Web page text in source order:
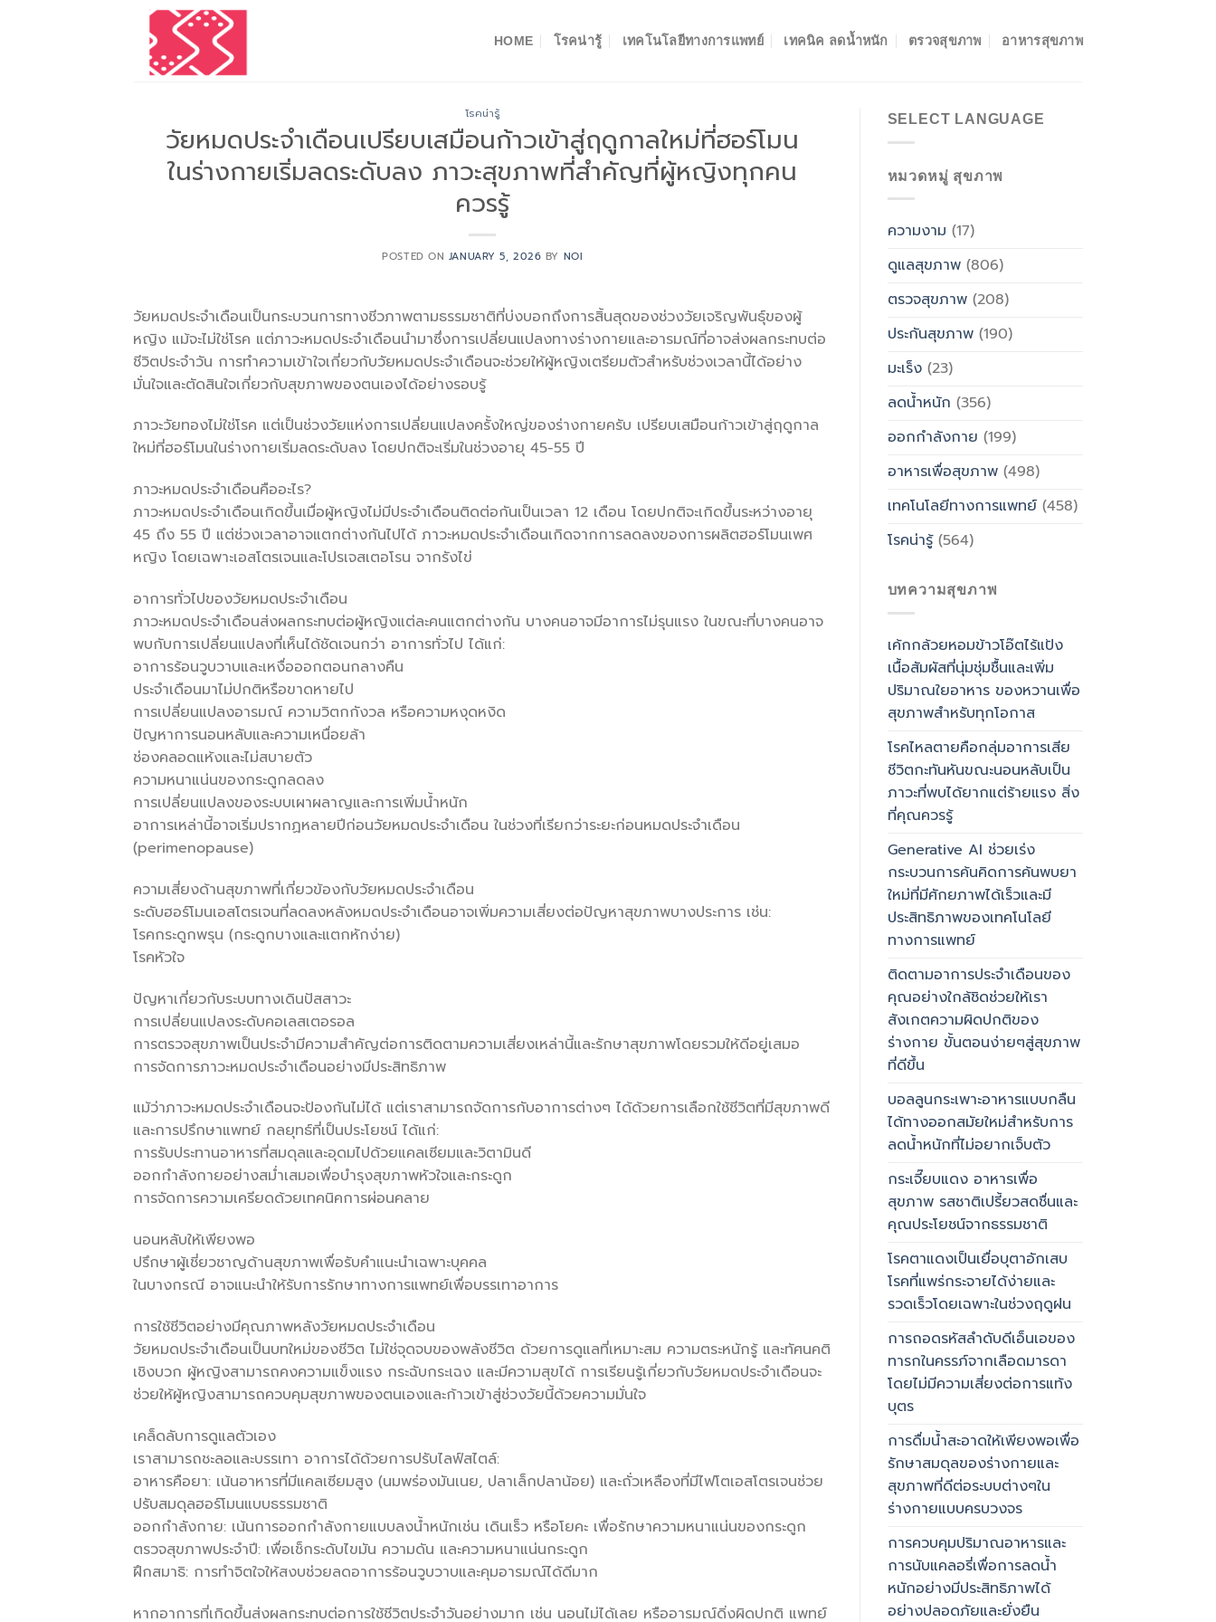
HOME โรคน่ารู้ เทคโนโลยีทางการแพทย์ เทคนิค ลดน้ำหนัก ตรวจสุขภาพ อาหารสุขภาพ
โรคน่ารู้
วัยหมดประจำเดือนเปรียบเสมือนก้าวเข้าสู่ฤดูกาลใหม่ที่ฮอร์โมน
ในร่างกายเริ่มลดระดับลง ภาวะสุขภาพที่สำคัญที่ผู้หญิงทุกคน
ควรรู้
POSTED ON JANUARY 5, 2026 BY NOI
วัยหมดประจำเดือนเป็นกระบวนการทางชีวภาพตามธรรมชาติที่บ่งบอกถึงการสิ้นสุดของช่วงวัยเจริญพันธุ์ของผู้
หญิง แม้จะไม่ใช่โรค แต่ภาวะหมดประจำเดือนนำมาซึ่งการเปลี่ยนแปลงทางร่างกายและอารมณ์ที่อาจส่งผลกระทบต่อ
ชีวิตประจำวัน การทำความเข้าใจเกี่ยวกับวัยหมดประจำเดือนจะช่วยให้ผู้หญิงเตรียมตัวสำหรับช่วงเวลานี้ได้อย่าง
มั่นใจและตัดสินใจเกี่ยวกับสุขภาพของตนเองได้อย่างรอบรู้
ภาวะวัยทองไม่ใช่โรค แต่เป็นช่วงวัยแห่งการเปลี่ยนแปลงครั้งใหญ่ของร่างกายครับ เปรียบเสมือนก้าวเข้าสู่ฤดูกาล
ใหม่ที่ฮอร์โมนในร่างกายเริ่มลดระดับลง โดยปกติจะเริ่มในช่วงอายุ 45-55 ปี
ภาวะหมดประจำเดือนคืออะไร?
ภาวะหมดประจำเดือนเกิดขึ้นเมื่อผู้หญิงไม่มีประจำเดือนติดต่อกันเป็นเวลา 12 เดือน โดยปกติจะเกิดขึ้นระหว่างอายุ
45 ถึง 55 ปี แต่ช่วงเวลาอาจแตกต่างกันไปได้ ภาวะหมดประจำเดือนเกิดจากการลดลงของการผลิตฮอร์โมนเพศ
หญิง โดยเฉพาะเอสโตรเจนและโปรเจสเตอโรน จากรังไข่
อาการทั่วไปของวัยหมดประจำเดือน
ภาวะหมดประจำเดือนส่งผลกระทบต่อผู้หญิงแต่ละคนแตกต่างกัน บางคนอาจมีอาการไม่รุนแรง ในขณะที่บางคนอาจ
พบกับการเปลี่ยนแปลงที่เห็นได้ชัดเจนกว่า อาการทั่วไป ได้แก่:
อาการร้อนวูบวาบและเหงื่อออกตอนกลางคืน
ประจำเดือนมาไม่ปกติหรือขาดหายไป
การเปลี่ยนแปลงอารมณ์ ความวิตกกังวล หรือความหงุดหงิด
ปัญหาการนอนหลับและความเหนื่อยล้า
ช่องคลอดแห้งและไม่สบายตัว
ความหนาแน่นของกระดูกลดลง
การเปลี่ยนแปลงของระบบเผาผลาญและการเพิ่มน้ำหนัก
อาการเหล่านี้อาจเริ่มปรากฏหลายปีก่อนวัยหมดประจำเดือน ในช่วงที่เรียกว่าระยะก่อนหมดประจำเดือน
(perimenopause)
ความเสี่ยงด้านสุขภาพที่เกี่ยวข้องกับวัยหมดประจำเดือน
ระดับฮอร์โมนเอสโตรเจนที่ลดลงหลังหมดประจำเดือนอาจเพิ่มความเสี่ยงต่อปัญหาสุขภาพบางประการ เช่น:
โรคกระดูกพรุน (กระดูกบางและแตกหักง่าย)
โรคหัวใจ
ปัญหาเกี่ยวกับระบบทางเดินปัสสาวะ
การเปลี่ยนแปลงระดับคอเลสเตอรอล
การตรวจสุขภาพเป็นประจำมีความสำคัญต่อการติดตามความเสี่ยงเหล่านี้และรักษาสุขภาพโดยรวมให้ดีอยู่เสมอ
การจัดการภาวะหมดประจำเดือนอย่างมีประสิทธิภาพ
แม้ว่าภาวะหมดประจำเดือนจะป้องกันไม่ได้ แต่เราสามารถจัดการกับอาการต่างๆ ได้ด้วยการเลือกใช้ชีวิตที่มีสุขภาพดี
และการปรึกษาแพทย์ กลยุทธ์ที่เป็นประโยชน์ ได้แก่:
การรับประทานอาหารที่สมดุลและอุดมไปด้วยแคลเซียมและวิตามินดี
ออกกำลังกายอย่างสม่ำเสมอเพื่อบำรุงสุขภาพหัวใจและกระดูก
การจัดการความเครียดด้วยเทคนิคการผ่อนคลาย
นอนหลับให้เพียงพอ
ปรึกษาผู้เชี่ยวชาญด้านสุขภาพเพื่อรับคำแนะนำเฉพาะบุคคล
ในบางกรณี อาจแนะนำให้รับการรักษาทางการแพทย์เพื่อบรรเทาอาการ
การใช้ชีวิตอย่างมีคุณภาพหลังวัยหมดประจำเดือน
วัยหมดประจำเดือนเป็นบทใหม่ของชีวิต ไม่ใช่จุดจบของพลังชีวิต ด้วยการดูแลที่เหมาะสม ความตระหนักรู้ และทัศนคติ
เชิงบวก ผู้หญิงสามารถคงความแข็งแรง กระฉับกระเฉง และมีความสุขได้ การเรียนรู้เกี่ยวกับวัยหมดประจำเดือนจะ
ช่วยให้ผู้หญิงสามารถควบคุมสุขภาพของตนเองและก้าวเข้าสู่ช่วงวัยนี้ด้วยความมั่นใจ
เคล็ดลับการดูแลตัวเอง
เราสามารถชะลอและบรรเทา อาการได้ด้วยการปรับไลฟ์สไตล์:
อาหารคือยา: เน้นอาหารที่มีแคลเซียมสูง (นมพร่องมันเนย, ปลาเล็กปลาน้อย) และถั่วเหลืองที่มีไฟโตเอสโตรเจนช่วย
ปรับสมดุลฮอร์โมนแบบธรรมชาติ
ออกกำลังกาย: เน้นการออกกำลังกายแบบลงน้ำหนักเช่น เดินเร็ว หรือโยคะ เพื่อรักษาความหนาแน่นของกระดูก
ตรวจสุขภาพประจำปี: เพื่อเช็กระดับไขมัน ความดัน และความหนาแน่นกระดูก
ฝึกสมาธิ: การทำจิตใจให้สงบช่วยลดอาการร้อนวูบวาบและคุมอารมณ์ได้ดีมาก
หากอาการที่เกิดขึ้นส่งผลกระทบต่อการใช้ชีวิตประจำวันอย่างมาก เช่น นอนไม่ได้เลย หรืออารมณ์ดิ่งผิดปกติ แพทย์
SELECT LANGUAGE
หมวดหมู่ สุขภาพ
ความงาม (17)
ดูแลสุขภาพ(806)
ตรวจสุขภาพ(208)
ประกันสุขภาพ(190)
มะเร็ง(23)
ลดน้ำหนัก (356)
ออกกำลังกาย (199)
อาหารเพื่อสุขภาพ(498)
เทคโนโลยีทางการแพทย์(458)
โรคน่ารู้(564)
บทความสุขภาพ
เค้กกล้วยหอมข้าวโอ๊ตไร้แป้ง
เนื้อสัมผัสที่นุ่มชุ่มชื้นและเพิ่ม
ปริมาณใยอาหาร ของหวานเพื่อ
สุขภาพสำหรับทุกโอกาส
โรคไหลตายคือกลุ่มอาการเสีย
ชีวิตกะทันหันขณะนอนหลับเป็น
ภาวะที่พบได้ยากแต่ร้ายแรง สิ่ง
ที่คุณควรรู้
Generative AI ช่วยเร่ง
กระบวนการค้นคิดการค้นพบยา
ใหม่ที่มีศักยภาพได้เร็วและมี
ประสิทธิภาพของเทคโนโลยี
ทางการแพทย์
ติดตามอาการประจำเดือนของ
คุณอย่างใกล้ชิดช่วยให้เรา
สังเกตความผิดปกติของ
ร่างกาย ขั้นตอนง่ายๆสู่สุขภาพ
ที่ดีขึ้น
บอลลูนกระเพาะอาหารแบบกลืน
ได้ทางออกสมัยใหม่สำหรับการ
ลดน้ำหนักที่ไม่อยากเจ็บตัว
กระเจี๊ยบแดง อาหารเพื่อ
สุขภาพ รสชาติเปรี้ยวสดชื่นและ
คุณประโยชน์จากธรรมชาติ
โรคตาแดงเป็นเยื่อบุตาอักเสบ
โรคที่แพร่กระจายได้ง่ายและ
รวดเร็วโดยเฉพาะในช่วงฤดูฝน
การถอดรหัสลำดับดีเอ็นเอของ
ทารกในครรภ์จากเลือดมารดา
โดยไม่มีความเสี่ยงต่อการแท้ง
บุตร
การดื่มน้ำสะอาดให้เพียงพอเพื่อ
รักษาสมดุลของร่างกายและ
สุขภาพที่ดีต่อระบบต่างๆใน
ร่างกายแบบครบวงจร
การควบคุมปริมาณอาหารและ
การนับแคลอรี่เพื่อการลดน้ำ
หนักอย่างมีประสิทธิภาพได้
อย่างปลอดภัยและยั่งยืน